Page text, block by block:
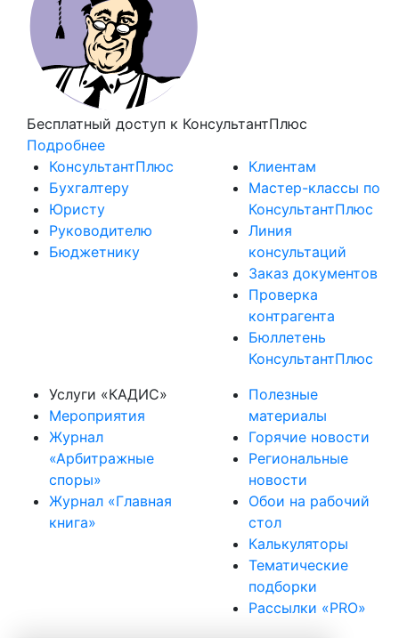
Бесплатный доступ к КонсультантПлюс
Подробнее
КонсультантПлюс
Бухгалтеру
Юристу
Руководителю
Бюджетнику
Клиентам
Мастер-классы по
КонсультантПлюс
Линия
консультаций
Заказ документов
Проверка
контрагента
Бюллетень
КонсультантПлюс
Услуги «КАДИС»
Мероприятия
Журнал
«Арбитражные
споры»
Журнал «Главная
книга»
Полезные
материалы
Горячие новости
Региональные
новости
Обои на рабочий
стол
Калькуляторы
Тематические
подборки
Рассылки «PRO»